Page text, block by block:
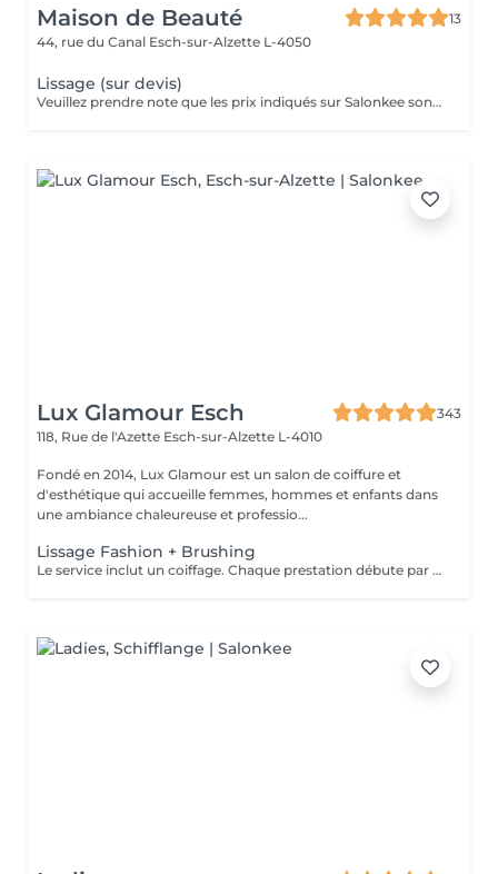
Maison de Beauté
13
44, rue du Canal Esch-sur-Alzette L-4050
Lissage (sur devis)
Veuillez prendre note que les prix indiqués sur Salonkee sont communiqués à titre informatif et s'entendent de base. Ces derniers sont susceptibles de varier selon le diagnostic réalisé à votre arrivée au salon et l'expertise du professionnel à qui vous confiez votre beauté. Dans tous les cas, un devis précis vous sera proposé et toutes réalisations de prestations seront effectuées avec votre accord. Un grand merci d'avance pour votre compréhension. Au plaisir de vous recevoir très vite.
Lux Glamour Esch
343
118, Rue de l'Azette Esch-sur-Alzette L-4010
Fondé en 2014, Lux Glamour est un salon de coiffure et
d'esthétique qui accueille femmes, hommes et enfants dans
une ambiance chaleureuse et professio...
Lissage Fashion + Brushing
Le service inclut un coiffage. Chaque prestation débute par un diagnostic personnalisé. Le tarif final est confirmé en salon selon les besoins de vos cheveux et la technique réalisée.